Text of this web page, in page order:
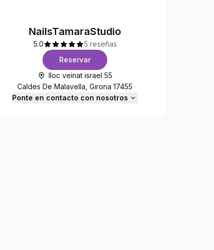
NailsTamaraStudio
5.0
5 reseñas
Reservar
lloc veinat israel 55
Caldes De Malavella, Girona 17455
Ponte en contacto con nosotros